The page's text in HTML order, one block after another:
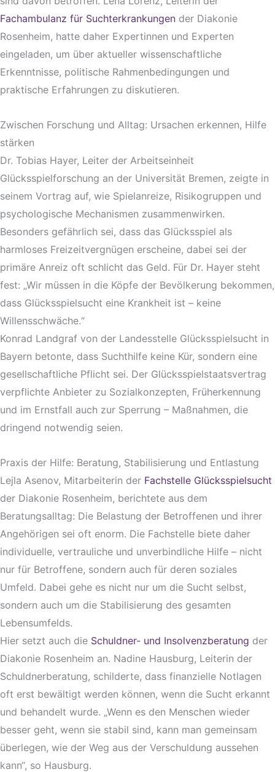
Fachambulanz für Suchterkrankungen der Diakonie
Rosenheim, hatte daher Expertinnen und Experten
eingeladen, um über aktueller wissenschaftliche
Erkenntnisse, politische Rahmenbedingungen und
praktische Erfahrungen zu diskutieren.
Zwischen Forschung und Alltag: Ursachen erkennen, Hilfe
stärken
Dr. Tobias Hayer, Leiter der Arbeitseinheit
Glücksspielforschung an der Universität Bremen, zeigte in
seinem Vortrag auf, wie Spielanreize, Risikogruppen und
psychologische Mechanismen zusammenwirken.
Besonders gefährlich sei, dass das Glücksspiel als
harmloses Freizeitvergnügen erscheine, dabei sei der
primäre Anreiz oft schlicht das Geld. Für Dr. Hayer steht
fest: „Wir müssen in die Köpfe der Bevölkerung bekommen,
dass Glücksspielsucht eine Krankheit ist – keine
Willensschwäche.“
Konrad Landgraf von der Landesstelle Glücksspielsucht in
Bayern betonte, dass Suchthilfe keine Kür, sondern eine
gesellschaftliche Pflicht sei. Der Glücksspielstaatsvertrag
verpflichte Anbieter zu Sozialkonzepten, Früherkennung
und im Ernstfall auch zur Sperrung – Maßnahmen, die
dringend notwendig seien.
Praxis der Hilfe: Beratung, Stabilisierung und Entlastung
Lejla Asenov, Mitarbeiterin der Fachstelle Glücksspielsucht
der Diakonie Rosenheim, berichtete aus dem
Beratungsalltag: Die Belastung der Betroffenen und ihrer
Angehörigen sei oft enorm. Die Fachstelle biete daher
individuelle, vertrauliche und unverbindliche Hilfe – nicht
nur für Betroffene, sondern auch für deren soziales
Umfeld. Dabei gehe es nicht nur um die Sucht selbst,
sondern auch um die Stabilisierung des gesamten
Lebensumfelds.
Hier setzt auch die Schuldner- und Insolvenzberatung der
Diakonie Rosenheim an. Nadine Hausburg, Leiterin der
Schuldnerberatung, schilderte, dass finanzielle Notlagen
oft erst bewältigt werden können, wenn die Sucht erkannt
und behandelt wurde. „Wenn es den Menschen wieder
besser geht, wenn sie stabil sind, kann man gemeinsam
überlegen, wie der Weg aus der Verschuldung aussehen
kann“, so Hausburg.